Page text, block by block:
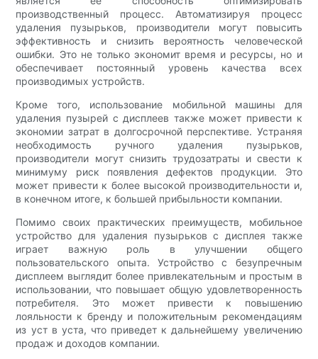
производственный процесс. Автоматизируя процесс
удаления пузырьков, производители могут повысить
эффективность и снизить вероятность человеческой
ошибки. Это не только экономит время и ресурсы, но и
обеспечивает постоянный уровень качества всех
производимых устройств.
Кроме того, использование мобильной машины для
удаления пузырей с дисплеев также может привести к
экономии затрат в долгосрочной перспективе. Устраняя
необходимость ручного удаления пузырьков,
производители могут снизить трудозатраты и свести к
минимуму риск появления дефектов продукции. Это
может привести к более высокой производительности и,
в конечном итоге, к большей прибыльности компании.
Помимо своих практических преимуществ, мобильное
устройство для удаления пузырьков с дисплея также
играет важную роль в улучшении общего
пользовательского опыта. Устройство с безупречным
дисплеем выглядит более привлекательным и простым в
использовании, что повышает общую удовлетворенность
потребителя. Это может привести к повышению
лояльности к бренду и положительным рекомендациям
из уст в уста, что приведет к дальнейшему увеличению
продаж и доходов компании.